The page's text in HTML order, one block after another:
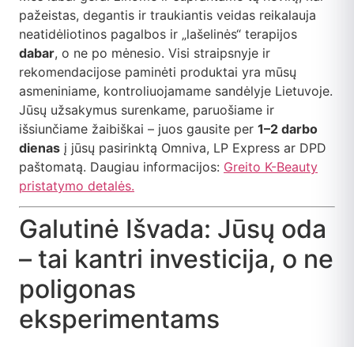
pažeistas, degantis ir traukiantis veidas reikalauja
neatidėliotinos pagalbos ir „lašelinės“ terapijos
dabar, o ne po mėnesio. Visi straipsnyje ir
rekomendacijose paminėti produktai yra mūsų
asmeniniame, kontroliuojamame sandėlyje Lietuvoje.
Jūsų užsakymus surenkame, paruošiame ir
išsiunčiame žaibiškai – juos gausite per 1–2 darbo
dienas į jūsų pasirinktą Omniva, LP Express ar DPD
paštomatą. Daugiau informacijos: Greito K-Beauty
pristatymo detalės.
Galutinė Išvada: Jūsų oda
– tai kantri investicija, o ne
poligonas
eksperimentams